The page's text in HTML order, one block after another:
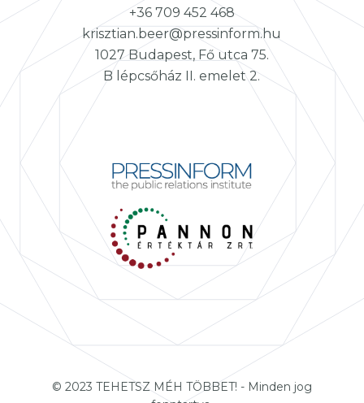
+36 709 452 468
krisztian.beer@pressinform.hu
1027 Budapest, Fő utca 75.
B lépcsőház II. emelet 2.
© 2023 TEHETSZ MÉH TÖBBET! - Minden jog